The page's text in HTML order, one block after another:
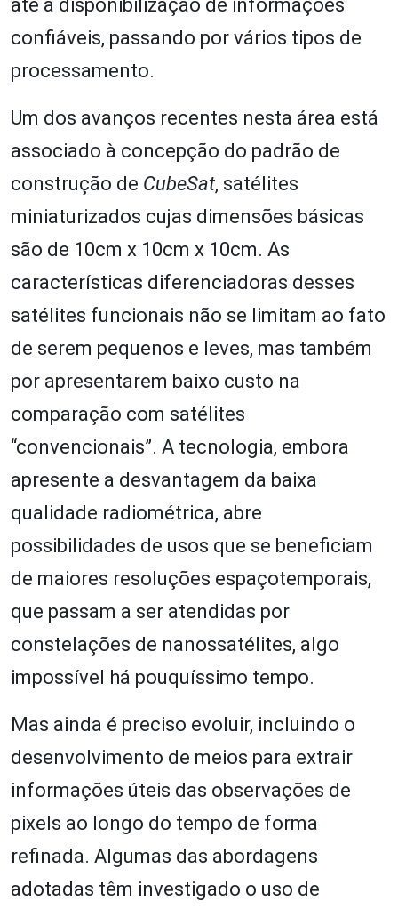
até a disponibilização de informações
confiáveis, passando por vários tipos de
processamento.
Um dos avanços recentes nesta área está
associado à concepção do padrão de
construção de CubeSat, satélites
miniaturizados cujas dimensões básicas
são de 10cm x 10cm x 10cm. As
características diferenciadoras desses
satélites funcionais não se limitam ao fato
de serem pequenos e leves, mas também
por apresentarem baixo custo na
comparação com satélites
“convencionais”. A tecnologia, embora
apresente a desvantagem da baixa
qualidade radiométrica, abre
possibilidades de usos que se beneficiam
de maiores resoluções espaçotemporais,
que passam a ser atendidas por
constelações de nanossatélites, algo
impossível há pouquíssimo tempo.
Mas ainda é preciso evoluir, incluindo o
desenvolvimento de meios para extrair
informações úteis das observações de
pixels ao longo do tempo de forma
refinada. Algumas das abordagens
adotadas têm investigado o uso de